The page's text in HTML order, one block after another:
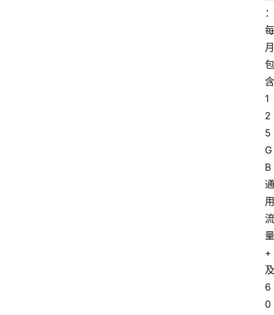
：
每
月
包
含
1
2
5
G
B
通
用
流
量
+
及
6
0